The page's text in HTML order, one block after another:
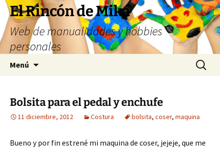
Saltar
contenido
El Rincón de Mika
Web de manualidades y hobbies
personales
Menú Buscar:
Bolsita para el pedal y enchufe
11 diciembre, 2012 Costura bolsita, coser, maquina
Bueno y por fin estrené mi maquina de coser, jejeje, que me